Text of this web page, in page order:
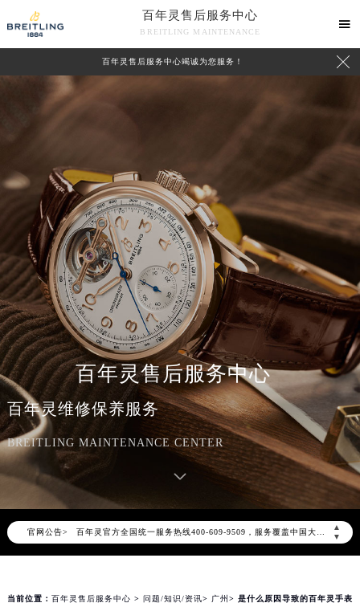
百年灵售后服务中心
BREITLING MAINTENANCE

百年灵售后服务中心竭诚为您服务！ 
百年灵售后服务中心
百年灵维修保养服务
BREITLING MAINTENANCE CENTER
官网公告>
▲
▼
2026年8月百年灵中国区售后服务网络优化升级公告
2026年8月百年灵全国官方售后客户服务热线：400-609-9509
百年灵官方全国统一服务热线400-609-9509，服务覆盖中国大陆、香港、澳门、台湾全部区域（非大陆需加拨“+86”）
2026年8月百年灵售后服务中心最新网点地址：
北京市东城区东长安街1号东方广场写字楼W3座6层602室（需提前预约）
心介绍 联系我们
当前位置： 百年灵售后服务中心 > 问题/知识/资讯> 广州 > 是什么原因导致的百年灵手表